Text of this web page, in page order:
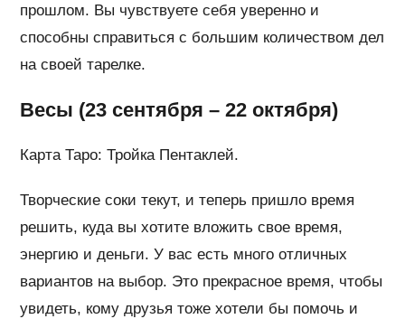
прошлом. Вы чувствуете себя уверенно и
способны справиться с большим количеством дел
на своей тарелке.
Весы (23 сентября – 22 октября)
Карта Таро: Тройка Пентаклей.
Творческие соки текут, и теперь пришло время
решить, куда вы хотите вложить свое время,
энергию и деньги. У вас есть много отличных
вариантов на выбор. Это прекрасное время, чтобы
увидеть, кому друзья тоже хотели бы помочь и